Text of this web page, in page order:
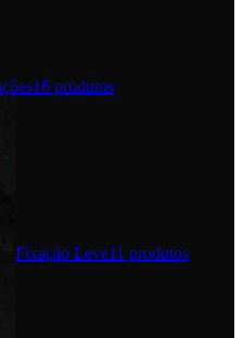
16 produtos
Fixação Leve11 produtos